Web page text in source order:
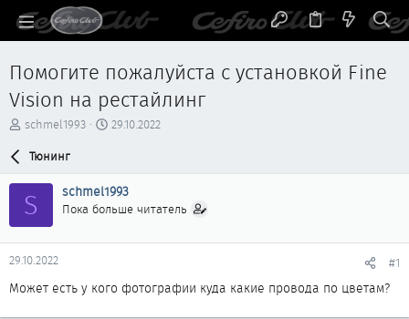
Помогите пожалуйста с установкой Fine
Vision на рестайлинг
А
р
т
м
ы
schmel1993
Д
н
а
а
29.10.2022
Тюнинг
S schmel1993
Пока больше читатель
29.10.2022 #1
Может есть у кого фотографии куда какие провода по цветам?